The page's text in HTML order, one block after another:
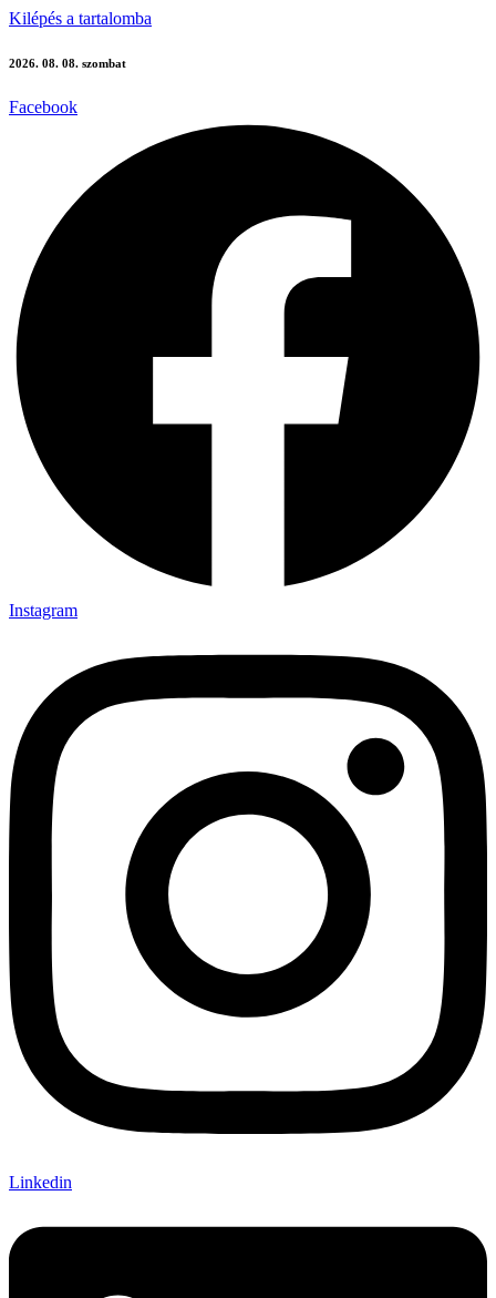
Kilépés a tartalomba
2026. 08. 08. szombat
Facebook
Instagram
Linkedin